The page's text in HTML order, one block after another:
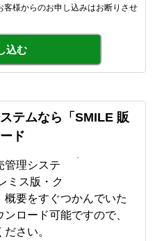
客様からのお申し込みはお断りさせ
込む
テムなら「SMILE 販
ド
管理システ
ミス版・ク
要をすぐつかんでいた
ロード可能ですので、
さい。